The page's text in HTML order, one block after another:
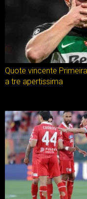
Quote vincente
a tre apertissima